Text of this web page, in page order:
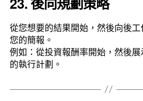
從您想要的結果開始，然後向後
您的簡報。
例如：從投資報酬率開始，然後
的執行計劃。